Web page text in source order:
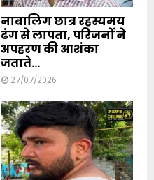
नाबालिग छात्र रहस्यमय
ढंग से लापता, परिजनों ने
अपहरण की आशंका
जताते...
27/07/2026